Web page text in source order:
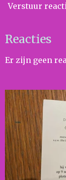
Verstuur
Reacties
Er zijn geen